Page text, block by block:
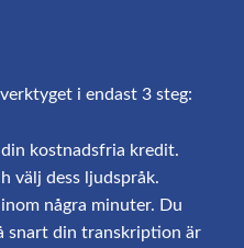
i endast 3 steg:
din kostnadsfria kredit.
välj dess ljudspråk.
några minuter. Du
snart din transkription är